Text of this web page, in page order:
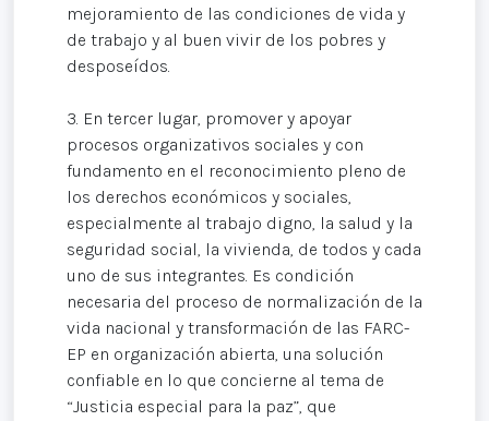
mejoramiento de las condiciones de vida y
de trabajo y al buen vivir de los pobres y
desposeídos.
3. En tercer lugar, promover y apoyar
procesos organizativos sociales y con
fundamento en el reconocimiento pleno de
los derechos económicos y sociales,
especialmente al trabajo digno, la salud y la
seguridad social, la vivienda, de todos y cada
uno de sus integrantes. Es condición
necesaria del proceso de normalización de la
vida nacional y transformación de las FARC-
EP en organización abierta, una solución
confiable en lo que concierne al tema de
“Justicia especial para la paz”, que